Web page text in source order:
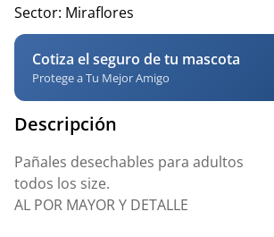
Sector: Miraflores
Cotiza el seguro de tu mascota
Protege a Tu Mejor Amigo
Descripción
Pañales desechables para adultos
todos los size.
AL POR MAYOR Y DETALLE